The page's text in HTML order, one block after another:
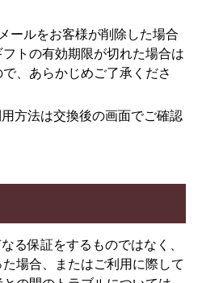
ールをお客様が削除した場合
トの有効期限が切れた場合は
、あらかじめご了承くださ
方法は交換後の画面でご確認
る保証をするものではなく、
場合、またはご利用に際して